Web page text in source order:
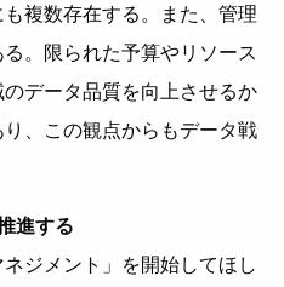
複数存在する。また、管理
。限られた予算やリソース
データ品質を向上させるか
、この観点からもデータ戦
進する
ジメント」を開始してほし